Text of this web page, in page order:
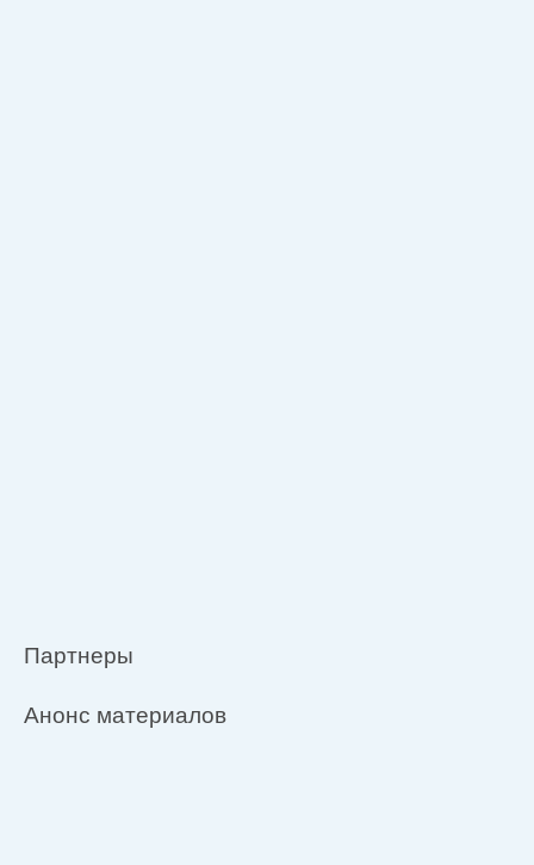
Партнеры
Анонс материалов